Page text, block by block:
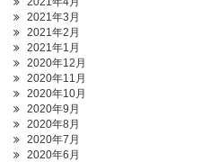
2021年3月
2021年2月
2021年1月
2020年12月
2020年11月
2020年10月
2020年9月
2020年8月
2020年7月
2020年6月